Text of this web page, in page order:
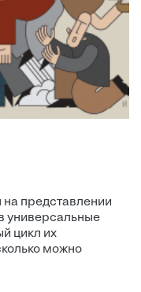
на представлении
универсальные
цикл их
можно